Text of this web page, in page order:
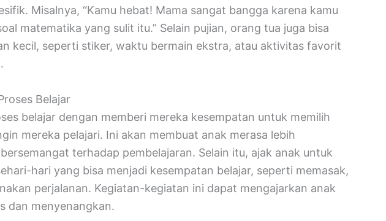
Misalnya, “Kamu hebat! Mama sangat bangga karena kamu
matematika yang sulit itu.” Selain pujian, orang tua juga bisa
kecil, seperti stiker, waktu bermain ekstra, atau aktivitas favorit
Belajar
belajar dengan memberi mereka kesempatan untuk memilih
mereka pelajari. Ini akan membuat anak merasa lebih
terhadap pembelajaran. Selain itu, ajak anak untuk
hari yang bisa menjadi kesempatan belajar, seperti memasak,
perjalanan. Kegiatan-kegiatan ini dapat mengajarkan anak
dan menyenangkan.